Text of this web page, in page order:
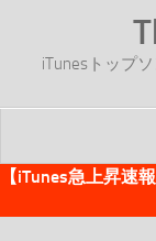
iTunesトップ
TOP
【iTunes急上昇速